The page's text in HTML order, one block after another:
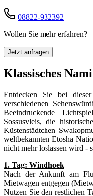
08822-932392
Wollen Sie mehr erfahren?
Jetzt anfragen
Klassisches
Entdecken Sie bei dieser
verschiedenen
Beeindruckende
Sossusvleis, die
Küstenstädtchen
weltbekannten Etosha
nicht mehr loslassen wird -
1. Tag: Windhoek
Nach der Ankunft am
Mietwagen entgegen
Nutzen Sie den restlichen